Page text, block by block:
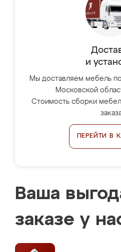
и
Мы доставляем мебель
Московской
Стоимость сборки
ПЕРЕЙТИ В
Ваша
заказе у